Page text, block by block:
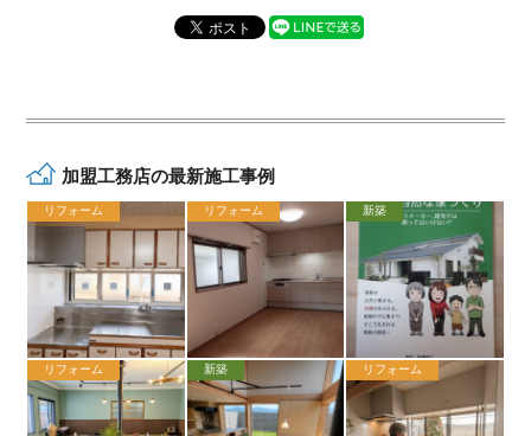
加盟工務店の最新施工事例
リフォーム リフォーム 新築
リフォーム 新築 リフォーム